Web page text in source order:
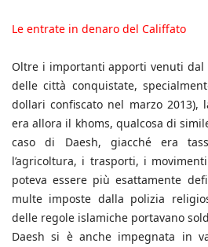
Le entrate in denaro del Califfato
Oltre i importanti apporti venuti dal
delle città conquistate,
dollari confiscato nel marzo
era allora il khoms, qualcosa di
caso di Daesh, giacché era
l’agricoltura, i trasporti, i
poteva essere più esattamente
multe imposte dalla polizia
delle regole islamiche portavano
Daesh si è anche impegnata in